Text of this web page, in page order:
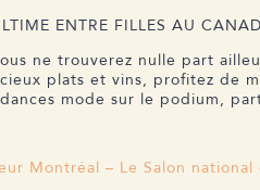
ENTRE FILLES AU
ne trouverez nulle part
plats et vins, profitez de
mode sur le podium,
Montréal – Le Salon national